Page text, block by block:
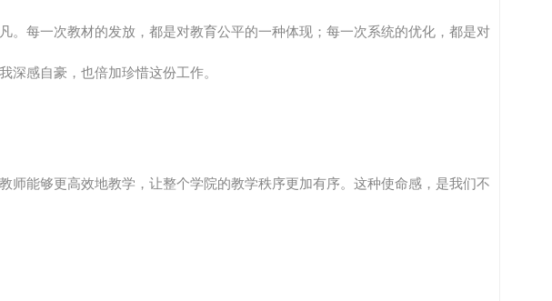
。每一次教材的发放，都是对教育公平的一种体现；每一次系统的优化，都是对
感自豪，也倍加珍惜这份工作。
师能够更高效地教学，让整个学院的教学秩序更加有序。这种使命感，是我们不